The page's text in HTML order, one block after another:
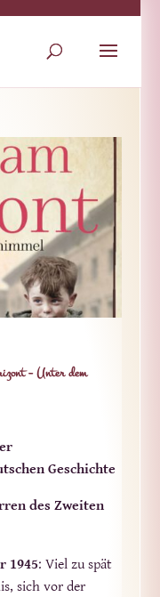
– Unter dem
Geschichte
des Zweiten
1945: Viel zu spät
sich vor der